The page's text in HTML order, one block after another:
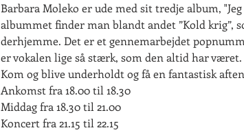
Barbara Moleko er ude med sit tredje album,
albummet finder man blandt andet ”Kold krig”,
derhjemme. Det er et gennemarbejdet
er vokalen lige så stærk, som den altid har
Kom og blive underholdt og få en fantastisk
Ankomst fra 18.00 til 18.30
Middag fra 18.30 til 21.00
Koncert fra 21.15 til 22.15